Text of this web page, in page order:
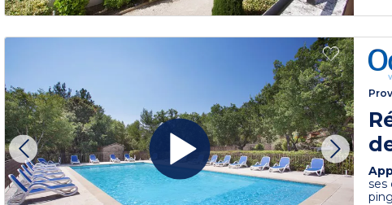
ses